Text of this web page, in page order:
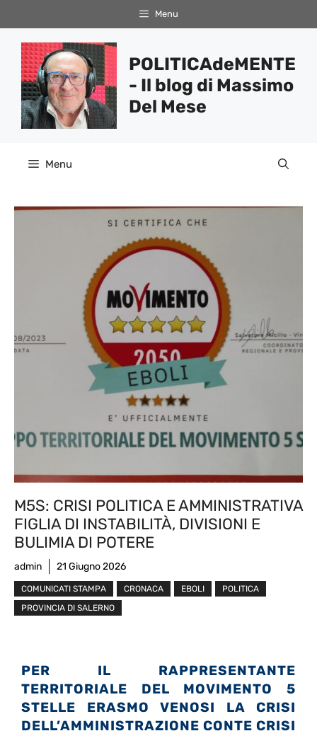
al
contenuto
Menu
POLITICAdeMENTE
- Il blog di Massimo
Del Mese
Menu
M5S: CRISI POLITICA E AMMINISTRATIVA
FIGLIA DI INSTABILITÀ, DIVISIONI E
BULIMIA DI POTERE
admin 21 Giugno 2026
COMUNICATI STAMPA CRONACA EBOLI
POLITICA
PROVINCIA DI SALERNO
PER IL RAPPRESENTANTE
TERRITORIALE DEL MOVIMENTO 5
STELLE ERASMO VENOSI LA CRISI
DELL’AMMINISTRAZIONE CONTE CRISI